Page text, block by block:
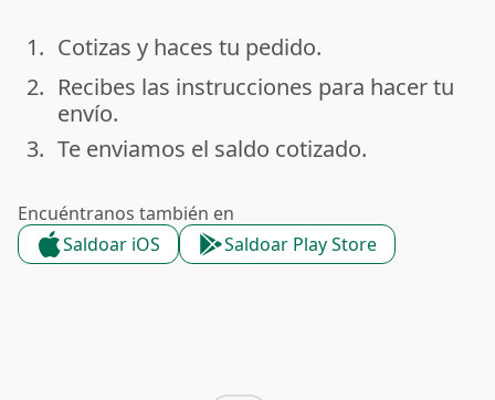
done
1. Cotizas y haces tu pedido.
done
2. Recibes las instrucciones para hacer tu
envío.
done
3. Te enviamos el saldo cotizado.
Encuéntranos también en
Saldoar iOS
Saldoar Play Store